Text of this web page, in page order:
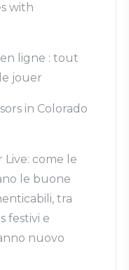
with
ligne : tout
jouer
in Colorado
Live: come le
le buone
tra
festivi e
nuovo